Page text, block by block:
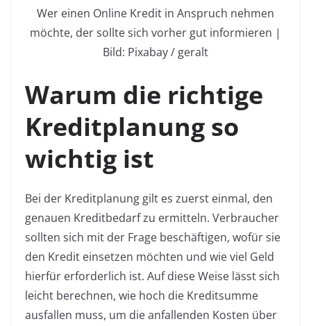
Wer einen Online Kredit in Anspruch nehmen
möchte, der sollte sich vorher gut informieren |
Bild: Pixabay / geralt
Warum die richtige
Kreditplanung so
wichtig ist
Bei der Kreditplanung gilt es zuerst einmal, den
genauen Kreditbedarf zu ermitteln. Verbraucher
sollten sich mit der Frage beschäftigen, wofür sie
den Kredit einsetzen möchten und wie viel Geld
hierfür erforderlich ist. Auf diese Weise lässt sich
leicht berechnen, wie hoch die Kreditsumme
ausfallen muss, um die anfallenden Kosten über